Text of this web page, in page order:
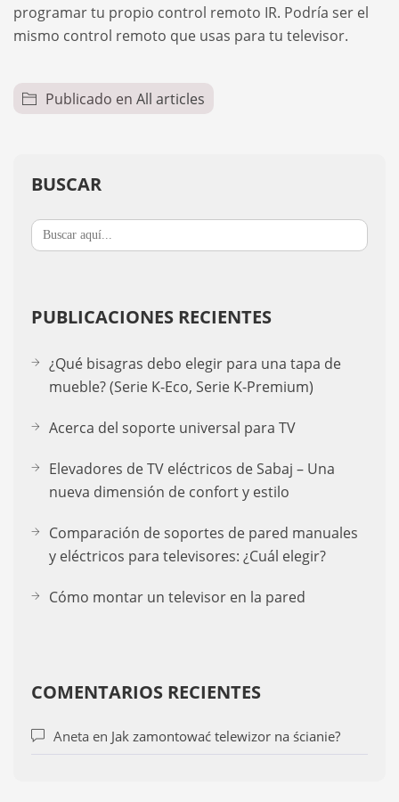
programar tu propio control remoto IR. Podría ser el
mismo control remoto que usas para tu televisor.
Publicado en All articles
BUSCAR
Buscar:
PUBLICACIONES RECIENTES
¿Qué bisagras debo elegir para una tapa de
mueble? (Serie K-Eco, Serie K-Premium)
Acerca del soporte universal para TV
Elevadores de TV eléctricos de Sabaj – Una
nueva dimensión de confort y estilo
Comparación de soportes de pared manuales
y eléctricos para televisores: ¿Cuál elegir?
Cómo montar un televisor en la pared
COMENTARIOS RECIENTES
Aneta en Jak zamontować telewizor na ścianie?